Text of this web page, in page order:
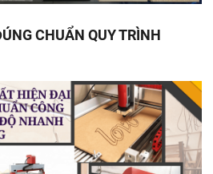
CHUẨN QUY TRÌNH